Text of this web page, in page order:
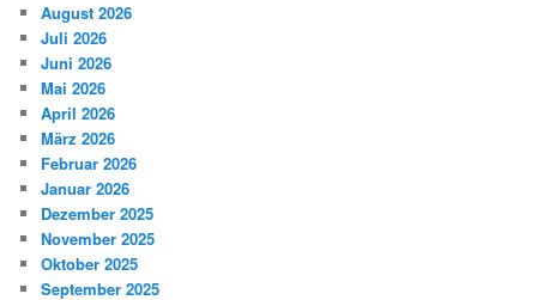
August 2026
Juli 2026
Juni 2026
Mai 2026
April 2026
März 2026
Februar 2026
Januar 2026
Dezember 2025
November 2025
Oktober 2025
September 2025